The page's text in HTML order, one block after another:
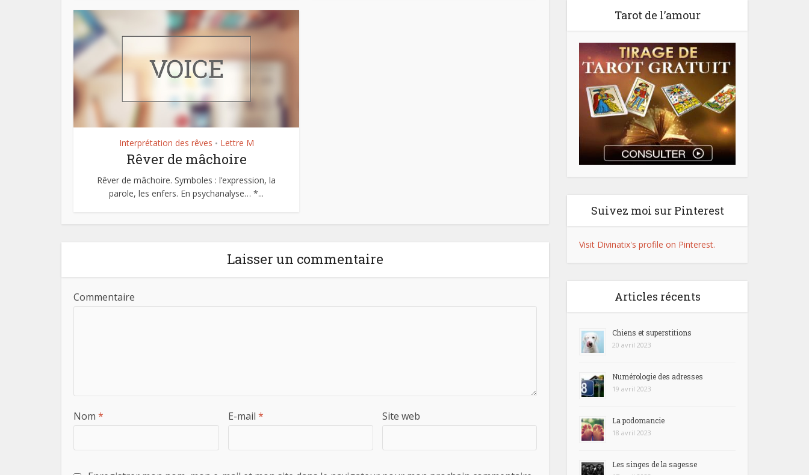
Interprétation des rêves • Lettre M
Rêver de mâchoire
Rêver de mâchoire. Symboles : l’expression, la
parole, les enfers. En psychanalyse… *...
Laisser un commentaire
Commentaire
Nom * E-mail * Site web
Tarot de l’amour
Suivez moi sur Pinterest
Visit Divinatix's profile on Pinterest.
Articles récents
Chiens et superstitions
20 avril 2023
Numérologie des adresses
19 avril 2023
La podomancie
18 avril 2023
Les singes de la sagesse